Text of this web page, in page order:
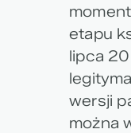
etapu
lipca
wersji
można